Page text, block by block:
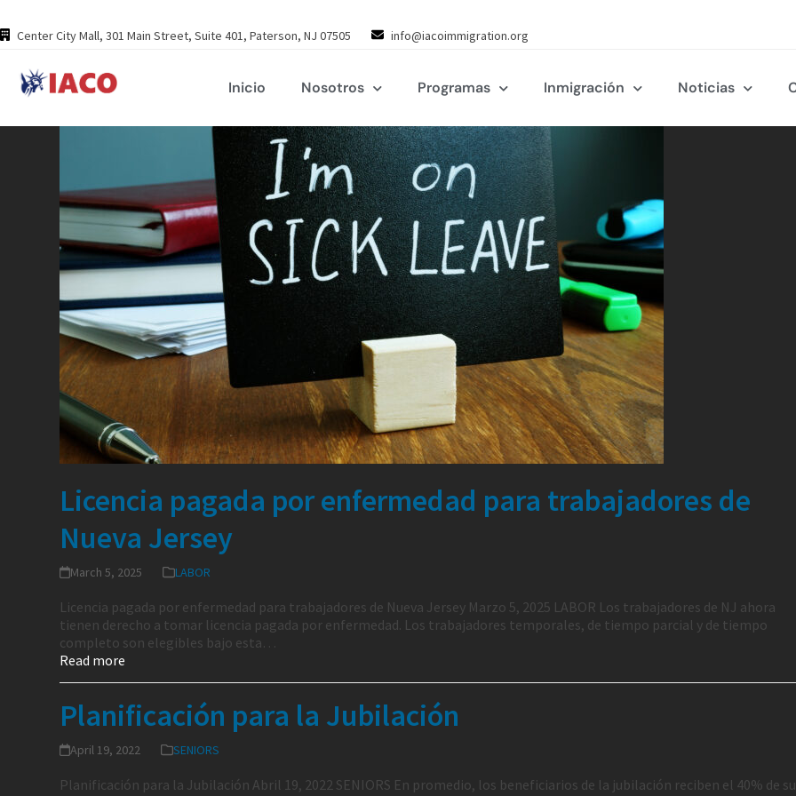
to
content
Center City Mall, 301 Main Street, Suite 401, Paterson, NJ 07505 info@iacoimmigration.org
Inicio Nosotros Programas Inmigración Noticias
Licencia pagada por enfermedad para trabajadores de
Nueva Jersey
March 5, 2025 LABOR
Licencia pagada por enfermedad para trabajadores de Nueva Jersey Marzo 5, 2025 LABOR Los trabajadores de NJ ahora
tienen derecho a tomar licencia pagada por enfermedad. Los trabajadores temporales, de tiempo parcial y de tiempo
completo son elegibles bajo esta…
Read more
Planificación para la Jubilación
April 19, 2022 SENIORS
Planificación para la Jubilación Abril 19, 2022 SENIORS En promedio, los beneficiarios de la jubilación reciben el 40% de